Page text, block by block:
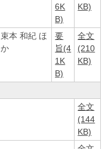
6K
B)
KB)
束本 和紀 ほ
か
要
旨(4
1K
B)
全文
(210
KB)
全文
(144
KB)